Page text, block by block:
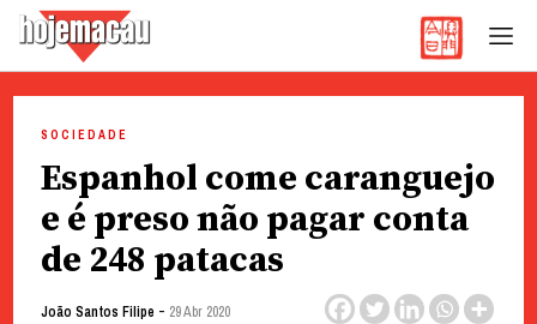
content
SOCIEDADE
Espanhol come caranguejo
e é preso não pagar conta
de 248 patacas
João Santos Filipe - 29 Abr 2020